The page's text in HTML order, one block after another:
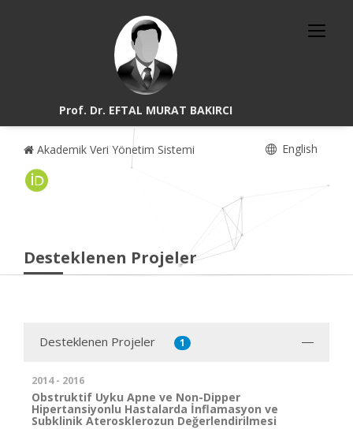
Prof. Dr. EFTAL MURAT BAKIRCI
Akademik Veri Yönetim Sistemi English
Desteklenen Projeler
Desteklenen Projeler 1
2014 - 2016
Obstruktif Uyku Apne ve Non-Dipper
Hipertansiyonlu Hastalarda İnflamasyon ve
Subklinik Aterosklerozun Değerlendirilmesi